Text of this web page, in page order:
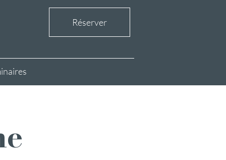
Réserver